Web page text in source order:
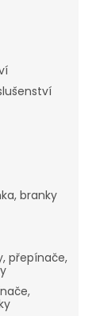
branky
přepínače,